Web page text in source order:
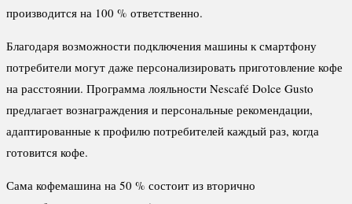
производится на 100 % ответственно.
Благодаря возможности подключения машины к смартфону
потребители могут даже персонализировать приготовление кофе
на расстоянии. Программа лояльности Nescafé Dolce Gusto
предлагает вознаграждения и персональные рекомендации,
адаптированные к профилю потребителей каждый раз, когда
готовится кофе.
Сама кофемашина на 50 % состоит из вторично